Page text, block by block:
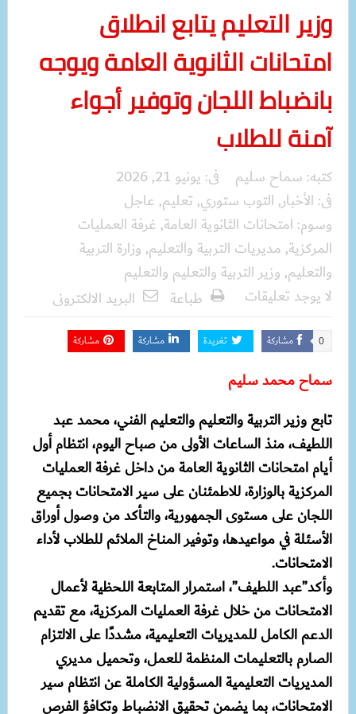
وزير التعليم يتابع انطلاق
امتحانات الثانوية العامة ويوجه
بانضباط اللجان وتوفير أجواء
آمنة للطلاب
كتبه: سماح سليم فى: يونيو 21, 2026
فى: الأخبار, التوب ستوري, تعليم, عاجل
وسوم: امتحانات الثانوية العامة, غرفة العمليات
المركزية, مديريات التربية والتعليم, وزارة التربية
والتعليم, وزير التربية والتعليم والتعليم
لا يوجد تعليقات
طباعة البريد الالكترونى
مشاركة 0 تغريدة مشاركة مشاركة
سماح محمد سليم
تابع وزير التربية والتعليم والتعليم الفني، محمد عبد
اللطيف، منذ الساعات الأولى من صباح اليوم، انتظام أول
أيام امتحانات الثانوية العامة من داخل غرفة العمليات
المركزية بالوزارة، للاطمئنان على سير الامتحانات بجميع
اللجان على مستوى الجمهورية، والتأكد من وصول أوراق
الأسئلة في مواعيدها، وتوفير المناخ الملائم للطلاب لأداء
الامتحانات.
وأكد”عبد اللطيف”، استمرار المتابعة اللحظية لأعمال
الامتحانات من خلال غرفة العمليات المركزية، مع تقديم
الدعم الكامل للمديريات التعليمية، مشددًا على الالتزام
الصارم بالتعليمات المنظمة للعمل، وتحميل مديري
المديريات التعليمية المسؤولية الكاملة عن انتظام سير
الامتحانات، بما يضمن تحقيق الانضباط وتكافؤ الفرص